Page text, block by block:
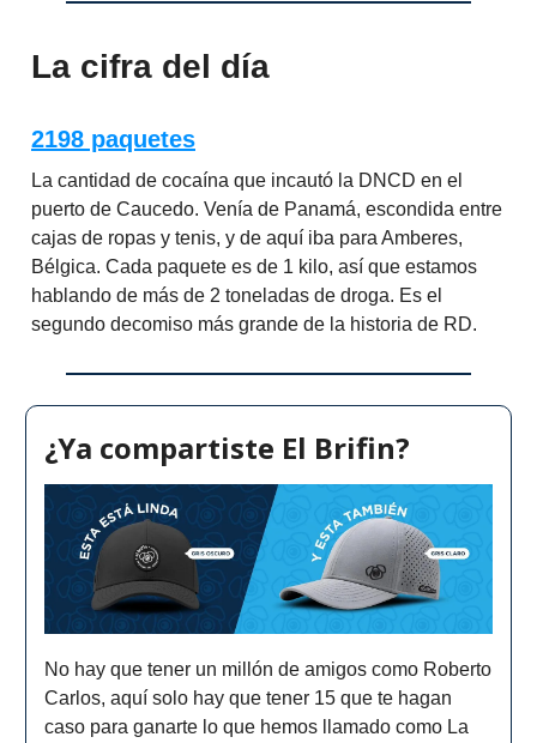
La cifra del día
2198 paquetes
La cantidad de cocaína que incautó la DNCD en el
puerto de Caucedo. Venía de Panamá, escondida entre
cajas de ropas y tenis, y de aquí iba para Amberes,
Bélgica. Cada paquete es de 1 kilo, así que estamos
hablando de más de 2 toneladas de droga. Es el
segundo decomiso más grande de la historia de RD.
¿Ya compartiste El Brifin?
No hay que tener un millón de amigos como Roberto
Carlos, aquí solo hay que tener 15 que te hagan
caso para ganarte lo que hemos llamado como La